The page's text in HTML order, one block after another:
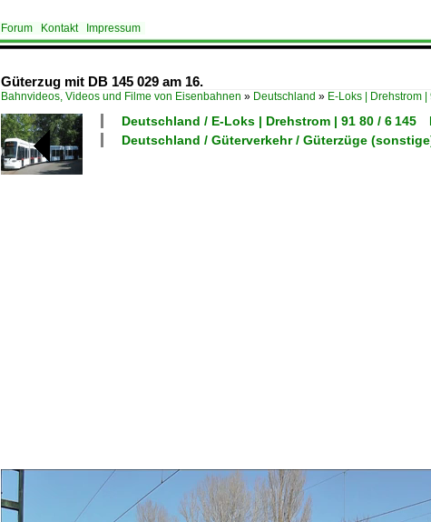
Forum Kontakt Impressum
Güterzug mit DB 145 029 am 16.
Bahnvideos, Videos und Filme von Eisenbahnen » Deutschland » E-Loks | Drehstrom |
Deutschland / E-Loks | Drehstrom | 91 80 / 6 145
Deutschland / Güterverkehr / Güterzüge